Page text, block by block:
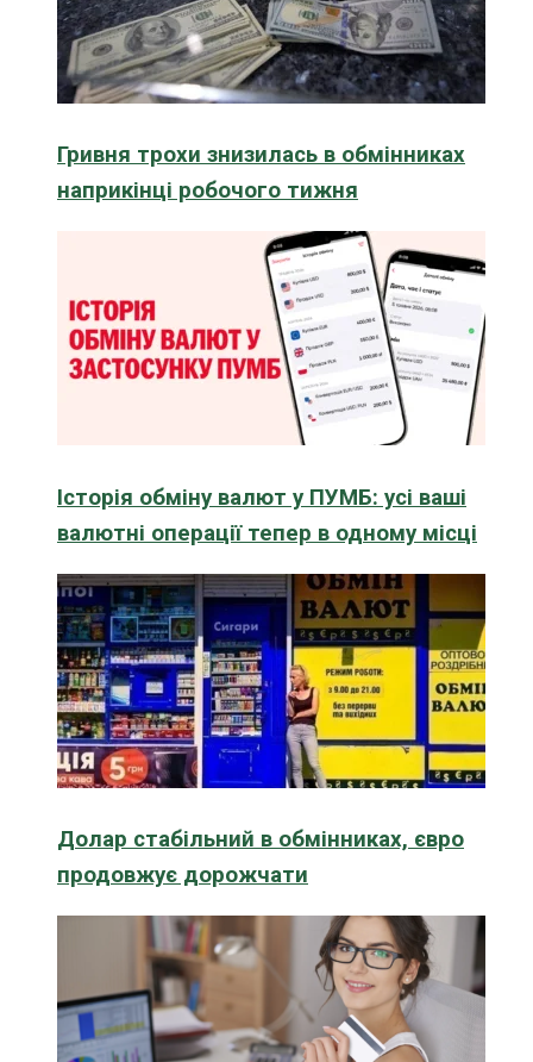
Гривня трохи знизилась в обмінниках
наприкінці робочого тижня
Історія обміну валют у ПУМБ: усі ваші
валютні операції тепер в одному місці
Долар стабільний в обмінниках, євро
продовжує дорожчати